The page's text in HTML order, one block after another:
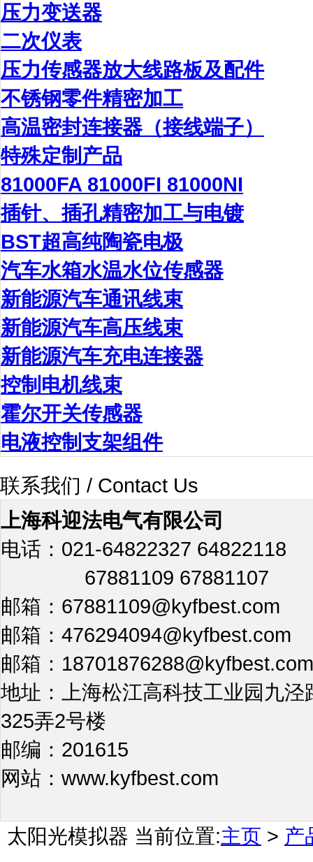
压力变送器
二次仪表
压力传感器放大线路板及配件
不锈钢零件精密加工
高温密封连接器（接线端子）
特殊定制产品
81000FA 81000FI 81000NI
插针、插孔精密加工与电镀
BST超高纯陶瓷电极
汽车水箱水温水位传感器
新能源汽车通讯线束
新能源汽车高压线束
新能源汽车充电连接器
控制电机线束
霍尔开关传感器
电液控制支架组件
联系我们 / Contact Us
上海科迎法电气有限公司
电话：021-64822327 64822118
67881109 67881107
邮箱：67881109@kyfbest.com
邮箱：476294094@kyfbest.com
邮箱：18701876288@kyfbest.com
地址：上海松江高科技工业园九泾
325弄2号楼
邮编：201615
网站：www.kyfbest.com
太阳光模拟器 当前位置:主页 > 产